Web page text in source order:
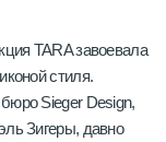
TARA завоевала
стиля.
Sieger Design,
Зигеры, давно